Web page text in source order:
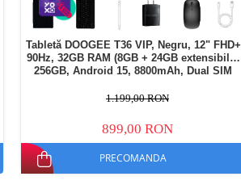
Tabletă DOOGEE T36 VIP, Negru, 12" FHD+
90Hz, 32GB RAM (8GB + 24GB extensibili),
256GB, Android 15, 8800mAh, Dual SIM
1.199,00 RON
899,00 RON
PRECOMANDA